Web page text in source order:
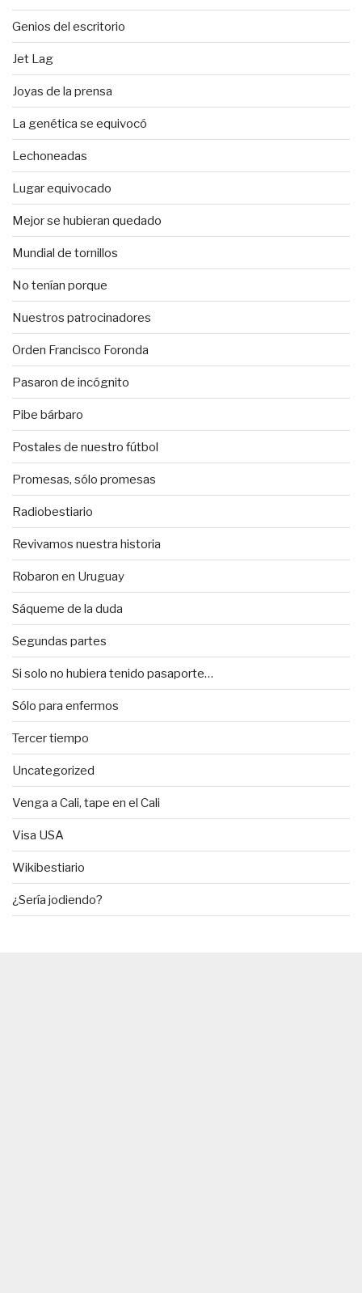
Genios del escritorio
Jet Lag
Joyas de la prensa
La genética se equivocó
Lechoneadas
Lugar equivocado
Mejor se hubieran quedado
Mundial de tornillos
No tenían porque
Nuestros patrocinadores
Orden Francisco Foronda
Pasaron de incógnito
Pibe bárbaro
Postales de nuestro fútbol
Promesas, sólo promesas
Radiobestiario
Revivamos nuestra historia
Robaron en Uruguay
Sáqueme de la duda
Segundas partes
Si solo no hubiera tenido pasaporte…
Sólo para enfermos
Tercer tiempo
Uncategorized
Venga a Cali, tape en el Cali
Visa USA
Wikibestiario
¿Sería jodiendo?